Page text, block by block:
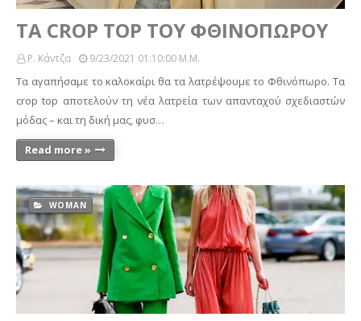
ΤΑ CROP TOP ΤΟΥ ΦΘΙΝΟΠΩΡΟΥ
Ρ. Κάντζα 9/23/2021 01:10:00 Μ.μ.
Τα αγαπήσαμε το καλοκαίρι θα τα λατρέψουμε το Φθινόπωρο. Τα
crop top αποτελούν τη νέα λατρεία των απανταχού σχεδιαστών
μόδας – και τη δική μας, φυσ…
Read more »
WOMAN